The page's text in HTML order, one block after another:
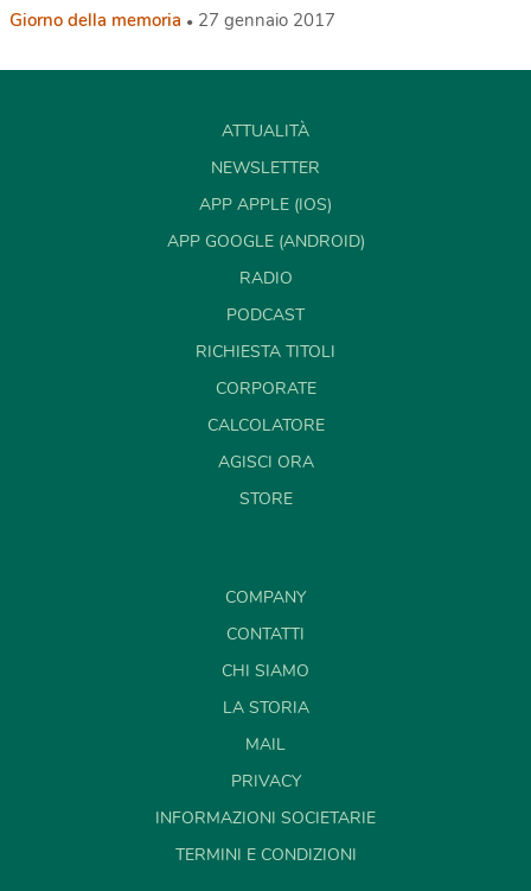
Giorno della memoria 27 gennaio 2017
ATTUALITÀ
NEWSLETTER
APP APPLE (IOS)
APP GOOGLE (ANDROID)
RADIO
PODCAST
RICHIESTA TITOLI
CORPORATE
CALCOLATORE
AGISCI ORA
STORE
COMPANY
CONTATTI
CHI SIAMO
LA STORIA
MAIL
PRIVACY
INFORMAZIONI SOCIETARIE
TERMINI E CONDIZIONI